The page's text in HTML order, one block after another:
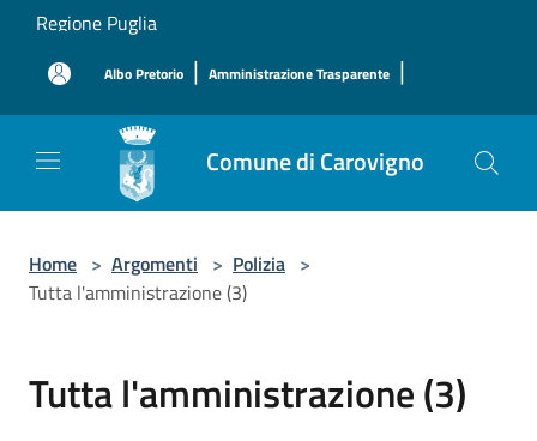
Salta al contenuto principale
Regione Puglia
Albo Pretorio | Amministrazione Trasparente |
Comune di Carovigno
Home > Argomenti > Polizia >
Tutta l'amministrazione (3)
Tutta l'amministrazione (3)